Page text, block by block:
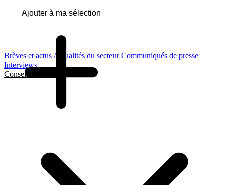
Brèves et actus Actualités du secteurCommuniqués de presse
Interviews
Conseils et Guides
Ajouter à ma sélection